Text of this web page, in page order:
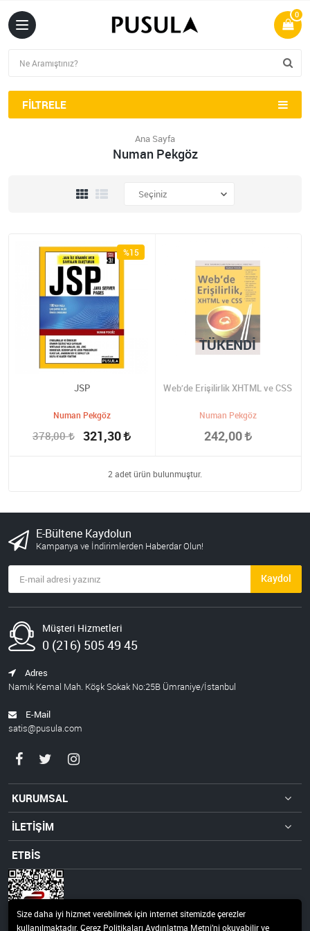
0
FILTRELE
Ana Sayfa
Numan Pekgöz
JSP
Numan Pekgöz
378,00 321,30
%15
Web’de Erişilirlik XHTML ve CSS
Numan Pekgöz
242,00
TÜKENDI
2 adet ürün bulunmuştur.
E-Bültene Kaydolun
Kampanya ve İndirimlerden Haberdar Olun!
Kaydol
Müşteri Hizmetleri
0 (216) 505 49 45
Adres
Namık Kemal Mah. Köşk Sokak No:25B Ümraniye/İstanbul
E-Mail
satis@pusula.com
KURUMSAL
İLETİŞİM
ETBİS
Size daha iyi hizmet verebilmek için internet sitemizde çerezler
kullanılmaktadır. Çerez Politikaları Aydınlatma Metni’ni okuyabilir ve